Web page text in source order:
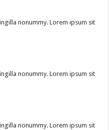
nonummy. Lorem ipsum sit
nonummy. Lorem ipsum sit
nonummy. Lorem ipsum sit